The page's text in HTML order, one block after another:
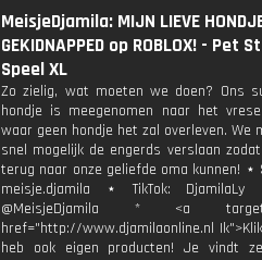
MeisjeDjamila: MIJN LIEVE
GEKIDNAPPED op ROBLOX! - Pet
Speel XL
Zo zielig, wat moeten we doen? Ons
hondje is meegenomen naar het
waar geen hondje het zal overleven. We
snel mogelijk de engerds verslaan
terug naar onze geliefde oma kunnen! ⋆
meisje.djamila ⋆ TikTok:
@MeisjeDjamila * <a
href="http://www.djamilaonline.nl
heb ook eigen producten! Je vindt